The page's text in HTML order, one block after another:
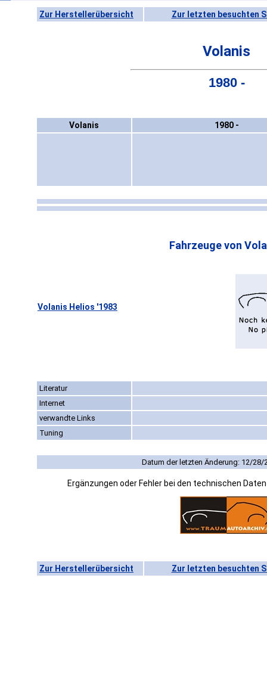
Zur Herstellerübersicht Zur letzten besuchten
Volanis
1980 -
Volanis 1980 -
Fahrzeuge von
Volanis Helios '1983
Literatur
Internet
verwandte Links
Tuning
Datum der letzten Änderung: 12/28/
Ergänzungen oder Fehler bei den technischen
Zur Herstellerübersicht Zur letzten besuchten